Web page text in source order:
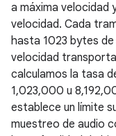
a máxima velocidad
velocidad. Cada
hasta 1023 bytes
velocidad
calculamos la tasa
1,023,000 u
establece un límite
muestreo de audio